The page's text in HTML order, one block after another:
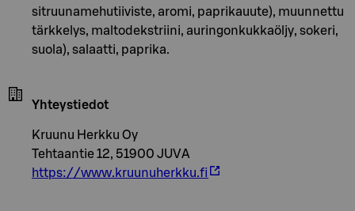
sitruunamehutiiviste, aromi, paprikauute), muunnettu
tärkkelys, maltodekstriini, auringonkukkaöljy, sokeri,
suola), salaatti, paprika.
Yhteystiedot
Kruunu Herkku Oy
Tehtaantie 12, 51900 JUVA
https://www.kruunuherkku.fi